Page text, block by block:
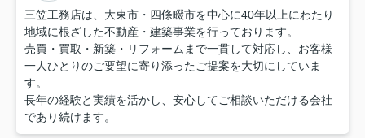
三笠工務店は、大東市・四條畷市を中心に40年以上にわたり
地域に根ざした不動産・建築事業を行っております。
売買・買取・新築・リフォームまで一貫して対応し、お客様
一人ひとりのご要望に寄り添ったご提案を大切にしていま
す。
長年の経験と実績を活かし、安心してご相談いただける会社
であり続けます。